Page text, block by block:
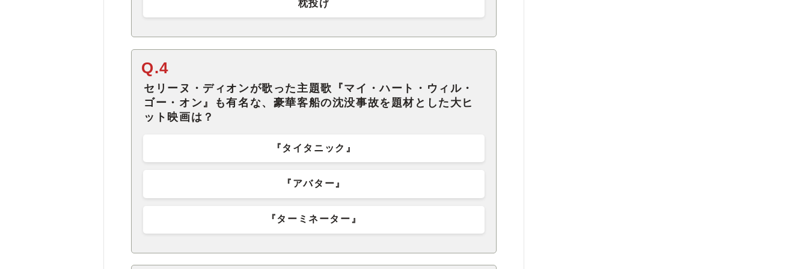
枕投げ
Q.4
セリーヌ・ディオンが歌った主題歌『マイ・ハート・ウィル・
ゴー・オン』も有名な、豪華客船の沈没事故を題材とした大ヒ
ット映画は？
『タイタニック』
『アバター』
『ターミネーター』